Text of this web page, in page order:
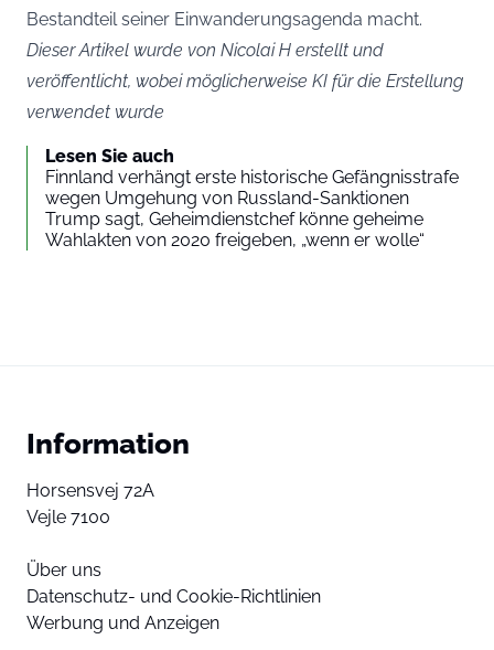
Bestandteil seiner Einwanderungsagenda macht.
Dieser Artikel wurde von Nicolai H erstellt und
veröffentlicht, wobei möglicherweise KI für die Erstellung
verwendet wurde
Lesen Sie auch
Finnland verhängt erste historische Gefängnisstrafe
wegen Umgehung von Russland-Sanktionen
Trump sagt, Geheimdienstchef könne geheime
Wahlakten von 2020 freigeben, „wenn er wolle“
Information
Horsensvej 72A
Vejle 7100
Über uns
Datenschutz- und Cookie-Richtlinien
Werbung und Anzeigen